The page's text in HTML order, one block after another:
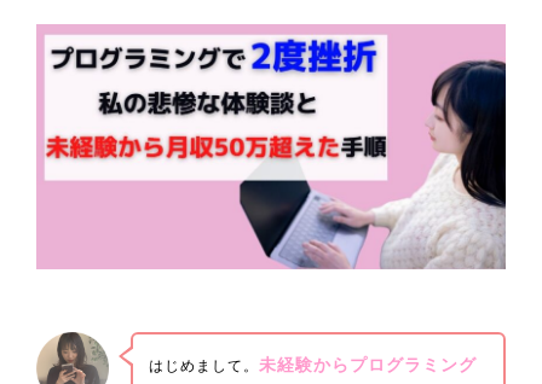
はじめまして。 未経験からプログラミング